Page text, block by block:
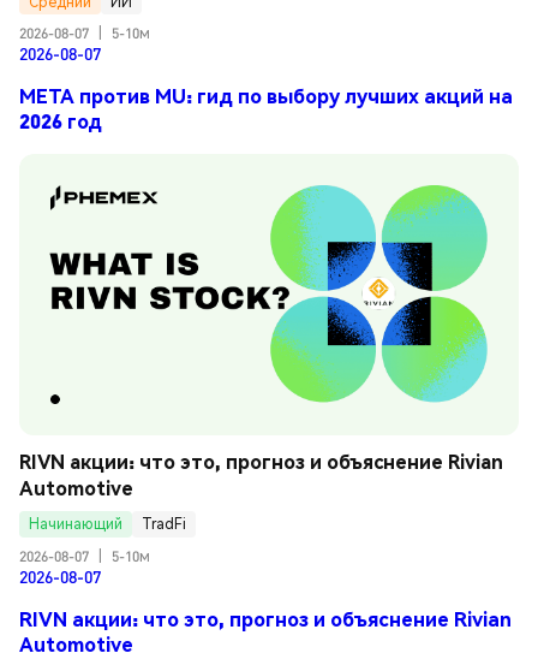
2026-08-07
5-10м
2026-08-07
META против MU: гид по выбору лучших акций на
2026 год
RIVN акции: что это, прогноз и объяснение Rivian
Automotive
Начинающий
TradFi
2026-08-07
5-10м
2026-08-07
RIVN акции: что это, прогноз и объяснение Rivian
Automotive